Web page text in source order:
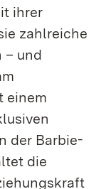
ihrer
zahlreiche
– und
einem
der Barbie-
die